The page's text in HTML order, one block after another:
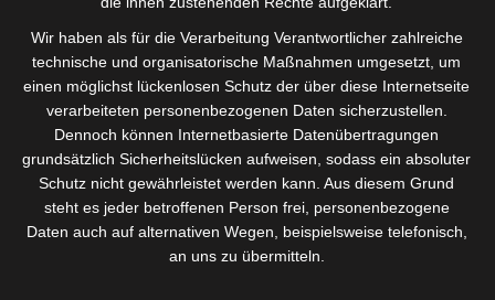
Selbst-reflektierte Kommunikation – Wie
wirke ich als Chef?
In der Zusammenarbeit mit meinen Klienten kristallisiert
sich oft im ersten Anbahnungsgespräch ein
Arbeitsthema heraus: die Kommunikation im
Unternehmen. In Interviews mit Führungskräften und
Wir haben als für die Verarbeitung Verantwortlicher zahlreiche
technische und organisatorische Maßnahmen umgesetzt, um
einen möglichst lückenlosen Schutz der über diese Internetseite
verarbeiteten personenbezogenen Daten sicherzustellen.
Dennoch können Internetbasierte Datenübertragungen
grundsätzlich Sicherheitslücken aufweisen, sodass ein absoluter
Schutz nicht gewährleistet werden kann. Aus diesem Grund
steht es jeder betroffenen Person frei, personenbezogene
Daten auch auf alternativen Wegen, beispielsweise telefonisch,
an uns zu übermitteln.